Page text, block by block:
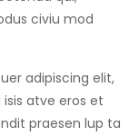
civiu mod
adipiscing elit,
atve eros et
praesen lup ta